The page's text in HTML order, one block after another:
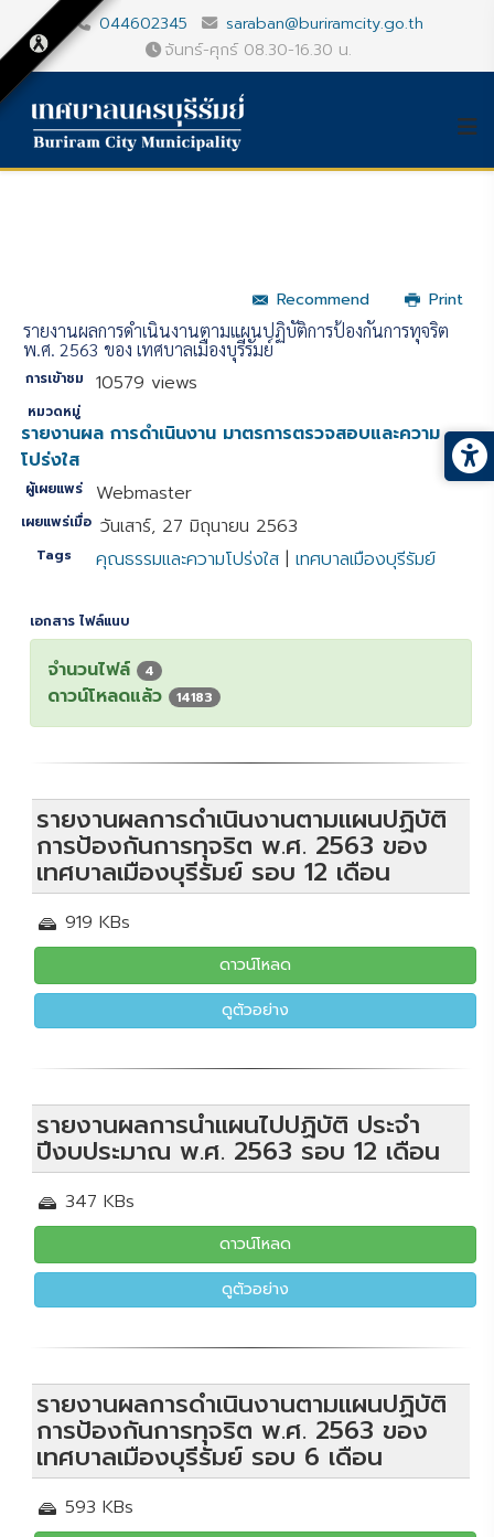
044602345
saraban@buriramcity.go.th
จันทร์-ศุกร์ 08.30-16.30 น.
Recommend
Print
รายงานผลการดำเนินงานตามแผนปฏิบัติการป้องกันการทุจริต
พ.ศ. 2563 ของ เทศบาลเมืองบุรีรัมย์
การเข้าชม 10579 views
หมวดหมู่
รายงานผล การดำเนินงาน มาตรการตรวจสอบและความ
โปร่งใส
ผู้เผยแพร่ Webmaster
เผยแพร่เมื่อ วันเสาร์, 27 มิถุนายน 2563
Tags คุณธรรมและความโปร่งใส |เทศบาลเมืองบุรีรัมย์
เอกสาร ไฟล์แนบ
จำนวนไฟล์ 4
ดาวน์โหลดแล้ว 14183
รายงานผลการดำเนินงานตามแผนปฏิบัติ
การป้องกันการทุจริต พ.ศ. 2563 ของ
เทศบาลเมืองบุรีรัมย์ รอบ 12 เดือน
919 KBs
ดาวน์โหลด
ดูตัวอย่าง
รายงานผลการนำแผนไปปฏิบัติ ประจำ
ปีงบประมาณ พ.ศ. 2563 รอบ 12 เดือน
347 KBs
ดาวน์โหลด
ดูตัวอย่าง
รายงานผลการดำเนินงานตามแผนปฏิบัติ
การป้องกันการทุจริต พ.ศ. 2563 ของ
เทศบาลเมืองบุรีรัมย์ รอบ 6 เดือน
593 KBs